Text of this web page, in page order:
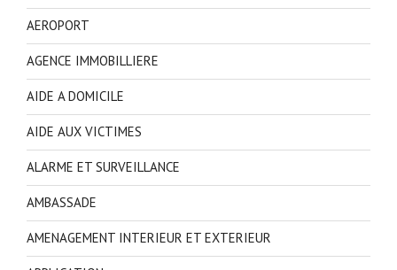
AEROPORT
AGENCE IMMOBILLIERE
AIDE A DOMICILE
AIDE AUX VICTIMES
ALARME ET SURVEILLANCE
AMBASSADE
AMENAGEMENT INTERIEUR ET EXTERIEUR